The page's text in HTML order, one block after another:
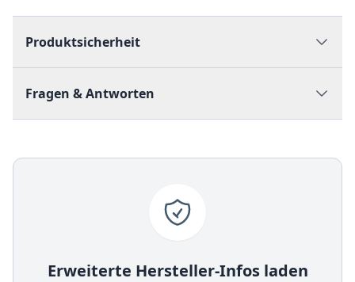
Produktsicherheit
Fragen & Antworten
Erweiterte Hersteller-Infos laden